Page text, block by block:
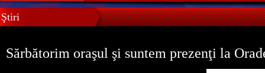
Ştiri
Sărbătorim oraşul şi suntem prezenţi la